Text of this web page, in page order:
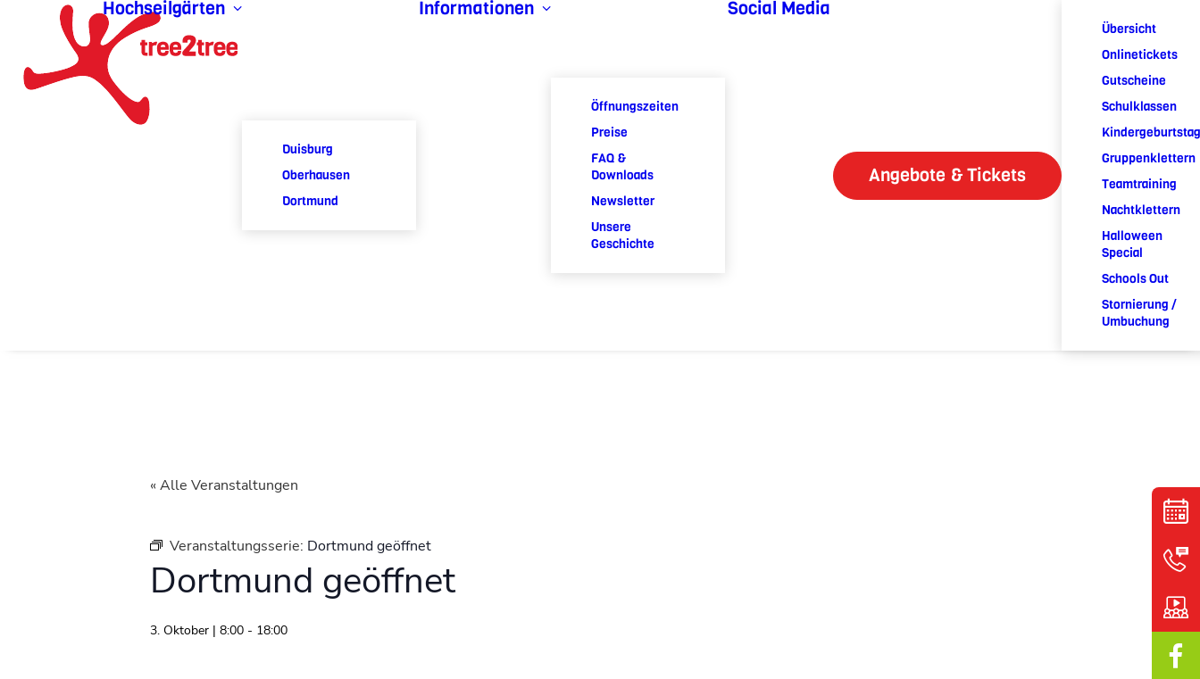
Hochseilgärten
Duisburg
Oberhausen
Dortmund
Informationen
Öffnungszeiten
Preise
FAQ &
Downloads
Newsletter
Unsere
Geschichte
Social Media
Angebote & Tickets
Übersicht
Onlinetickets
Gutscheine
Schulklassen
Kindergeburtstag
Gruppenklettern
Teamtraining
Nachtklettern
Halloween
Special
Schools Out
Stornierung /
Umbuchung
« Alle Veranstaltungen
Veranstaltungsserie: Dortmund geöffnet
Dortmund geöffnet
3. Oktober | 8:00 - 18:00